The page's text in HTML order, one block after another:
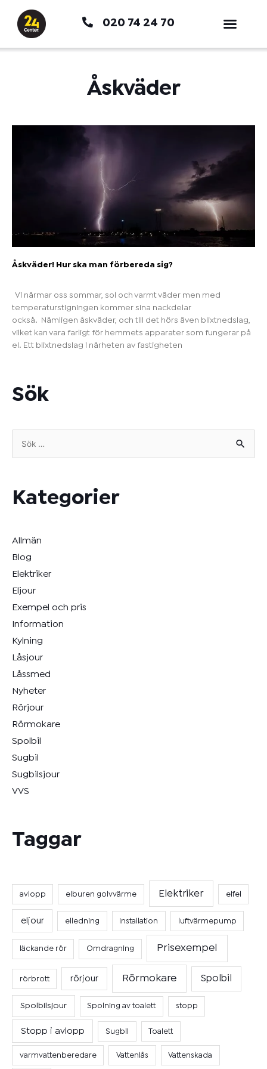
innehåll
020 74 24 70
Åskväder
Åskväder! Hur ska man förbereda sig?
Vi närmar oss sommar, sol och varmt väder men med
temperaturstigningen kommer sina nackdelar
också. Nämligen åskväder, och till det hörs även blixtnedslag,
vilket kan vara farligt för hemmets apparater som fungerar på
el. Ett blixtnedslag i närheten av fastigheten
Sök
Sök
Kategorier
Allmän
Blog
Elektriker
Eljour
Exempel och pris
Information
Kylning
Låsjour
Låssmed
Nyheter
Rörjour
Rörmokare
Spolbil
Sugbil
Sugbilsjour
VVS
Taggar
avlopp elburen golvvärme Elektriker elfel
eljour elledning Installation luftvärmepump
läckande rör Omdragning Prisexempel
rörbrott rörjour Rörmokare Spolbil
Spolbilsjour Spolning av toalett stopp
Stopp i avlopp Sugbil Toalett
varmvattenberedare Vattenlås Vattenskada